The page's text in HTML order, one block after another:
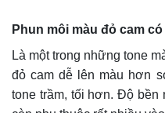
Phun môi màu đỏ cam
Là một trong những tone
đỏ cam dễ lên màu hơn
tone trầm, tối hơn. Độ bền